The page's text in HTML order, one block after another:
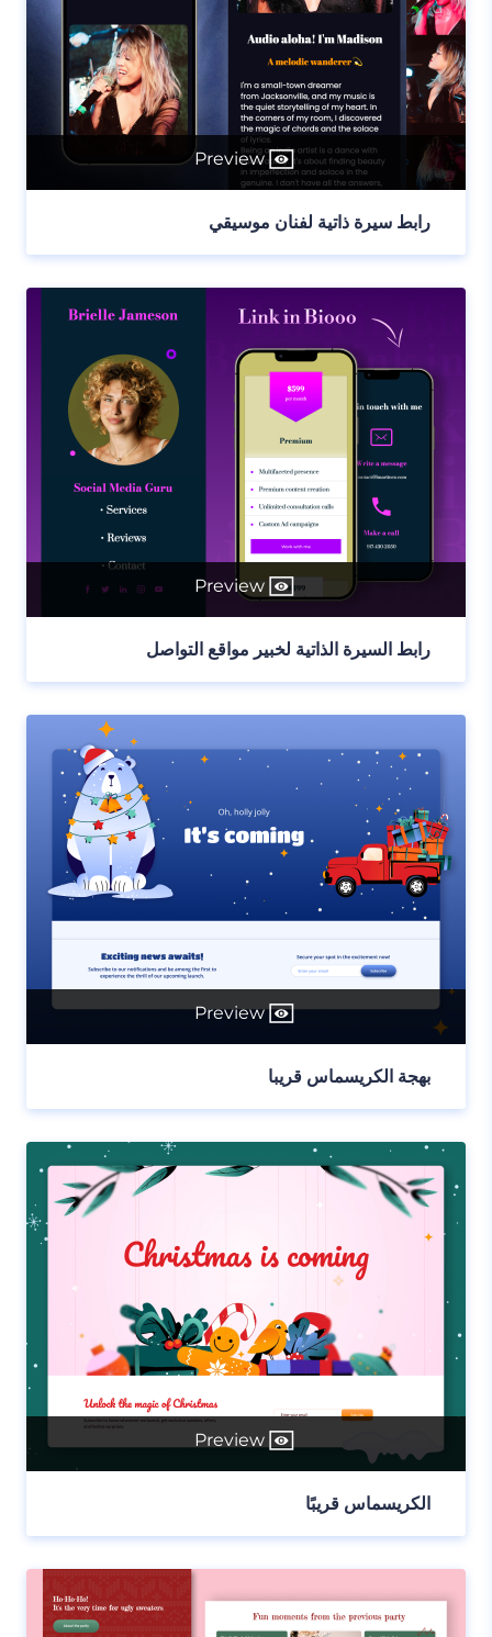
Preview
رابط سيرة ذاتية لفنان موسيقي
Preview
رابط السيرة الذاتية لخبير مواقع التواصل
Preview
بهجة الكريسماس قريبا
Preview
الكريسماس قريبًا